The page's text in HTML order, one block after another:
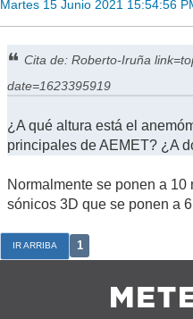
Martes 15 Junio 2021 15:54:56
Cita de: Roberto-Iruña
date=1623395919
¿A qué altura está el
principales de AEMET? ¿A
Normalmente se ponen a
sónicos 3D que se ponen a
IR ARRIBA 1